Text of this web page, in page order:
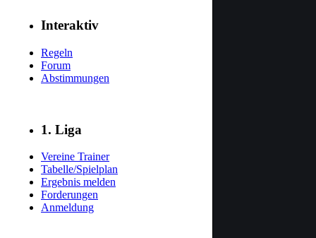
Interaktiv
Regeln
Forum
Abstimmungen
1. Liga
Vereine Trainer
Tabelle/Spielplan
Ergebnis melden
Forderungen
Anmeldung